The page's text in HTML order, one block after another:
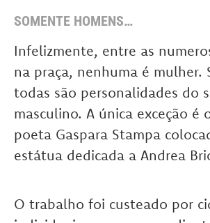
SOMENTE HOMENS…
Infelizmente, entre as
na praça, nenhuma é mulher.
todas são personalidades do
masculino. A única exceção é
poeta Gaspara Stampa
estátua dedicada a Andrea
O trabalho foi custeado por